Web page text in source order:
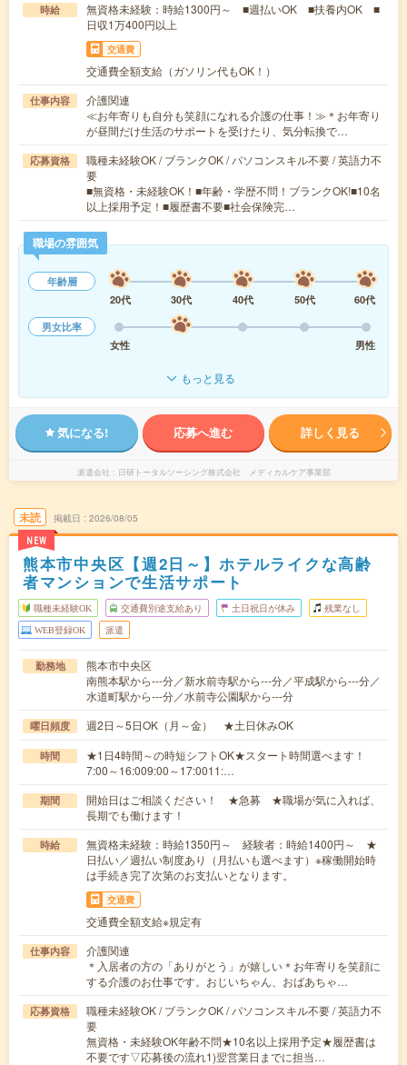
時給
無資格未経験：時給1300円～ ■週払いOK ■扶養内OK ■
日収1万400円以上
交通費
交通費全額支給（ガソリン代もOK！）
仕事内容
介護関連
≪お年寄りも自分も笑顔になれる介護の仕事！≫＊お年寄り
が昼間だけ生活のサポートを受けたり、気分転換で…
応募資格
職種未経験OK / ブランクOK / パソコンスキル不要 / 英語力不
要
■無資格・未経験OK！■年齢・学歴不問！ブランクOK!■10名
以上採用予定！■履歴書不要■社会保険完…
職場の雰囲気
年齢層
20代
30代 40代 50代
60代
男女比率
女性
男性
もっと見る
気になる! 応募へ進む 詳しく見る
派遣会社 日研トータルソーシング株式会社 メディカルケア事業部
未読
NEW
掲載日 2026/08/05
熊本市中央区【週2日～】ホテルライクな高齢
者マンションで生活サポート
職種未経験OK 交通費別途支給あり 土日祝日が休み 残業なし
WEB登録OK 派遣
勤務地
熊本市中央区
南熊本駅から---分／新水前寺駅から---分／平成駅から---分／
水道町駅から---分／水前寺公園駅から---分
曜日頻度 週2日～5日OK（月～金） ★土日休みOK
時間
★1日4時間～の時短シフトOK★スタート時間選べます！
7:00～16:009:00～17:0011:…
期間
開始日はご相談ください！ ★急募 ★職場が気に入れば、
長期でも働けます！
時給
無資格未経験：時給1350円～ 経験者：時給1400円～ ★
日払い／週払い制度あり（月払いも選べます）※稼働開始時
は手続き完了次第のお支払いとなります。
交通費
交通費全額支給※規定有
仕事内容
介護関連
＊入居者の方の「ありがとう」が嬉しい＊お年寄りを笑顔に
する介護のお仕事です。おじいちゃん、おばあちゃ…
応募資格
職種未経験OK / ブランクOK / パソコンスキル不要 / 英語力不
要
無資格・未経験OK年齢不問★10名以上採用予定★履歴書は
不要です▽応募後の流れ1)翌営業日までに担当…